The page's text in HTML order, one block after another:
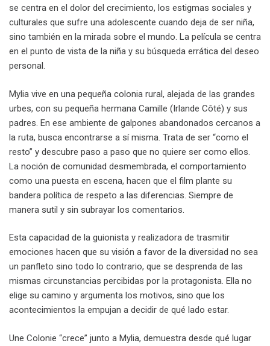
se centra en el dolor del crecimiento, los estigmas sociales y
culturales que sufre una adolescente cuando deja de ser niña,
sino también en la mirada sobre el mundo. La película se centra
en el punto de vista de la niña y su búsqueda errática del deseo
personal.
Mylia vive en una pequeña colonia rural, alejada de las grandes
urbes, con su pequeña hermana Camille (Irlande Côté) y sus
padres. En ese ambiente de galpones abandonados cercanos a
la ruta, busca encontrarse a sí misma. Trata de ser “como el
resto” y descubre paso a paso que no quiere ser como ellos.
La noción de comunidad desmembrada, el comportamiento
como una puesta en escena, hacen que el film plante su
bandera política de respeto a las diferencias. Siempre de
manera sutil y sin subrayar los comentarios.
Esta capacidad de la guionista y realizadora de trasmitir
emociones hacen que su visión a favor de la diversidad no sea
un panfleto sino todo lo contrario, que se desprenda de las
mismas circunstancias percibidas por la protagonista. Ella no
elige su camino y argumenta los motivos, sino que los
acontecimientos la empujan a decidir de qué lado estar.
Une Colonie “crece” junto a Mylia, demuestra desde qué lugar